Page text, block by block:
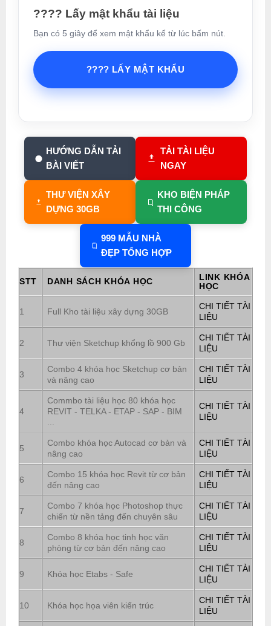
???? Lấy mật khẩu tài liệu
Bạn có 5 giây để xem mật khẩu kể từ lúc bấm nút.
???? LẤY MẬT KHẨU
HƯỚNG DẪN TẢI
BÀI VIẾT
TẢI TÀI LIỆU
NGAY
THƯ VIỆN XÂY
DỰNG 30GB
KHO BIỆN PHÁP
THI CÔNG
999 MẪU NHÀ
ĐẸP TỔNG HỢP
STT DANH SÁCH KHÓA HỌC
LINK KHÓA
HỌC
1 Full Kho tài liệu xây dựng 30GB
CHI TIẾT TÀI
LIỆU
2 Thư viện Sketchup khổng lồ 900 Gb
CHI TIẾT TÀI
LIỆU
3
Combo 4 khóa học Sketchup cơ bản
và nâng cao
CHI TIẾT TÀI
LIỆU
4
Commbo tài liệu học 80 khóa học
REVIT - TELKA - ETAP - SAP - BIM
CHI TIẾT TÀI
LIỆU
5
Combo khóa học Autocad cơ bản và
nâng cao
CHI TIẾT TÀI
LIỆU
6
Combo 15 khóa học Revit từ cơ bản
đến nâng cao
CHI TIẾT TÀI
LIỆU
7
Combo 7 khóa học Photoshop thực
chiến từ nền tảng đến chuyên sâu
CHI TIẾT TÀI
LIỆU
8
Combo 8 khóa học tinh học văn
phòng từ cơ bản đến nâng cao
CHI TIẾT TÀI
LIỆU
9 Khóa học Etabs - Safe
CHI TIẾT TÀI
LIỆU
10 Khóa học họa viên kiến trúc
CHI TIẾT TÀI
LIỆU